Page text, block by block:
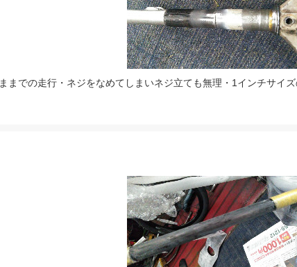
までの走行・ネジをなめてしまいネジ立ても無理・1インチサ